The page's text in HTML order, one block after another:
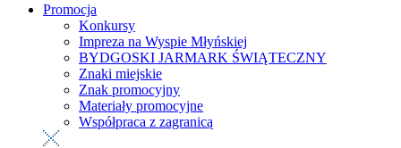
Promocja
Konkursy
Impreza na Wyspie Młyńskiej
BYDGOSKI JARMARK ŚWIĄTECZNY
Znaki miejskie
Znak promocyjny
Materiały promocyjne
Współpraca z zagranicą